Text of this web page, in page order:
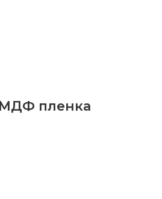
МДФ пленка